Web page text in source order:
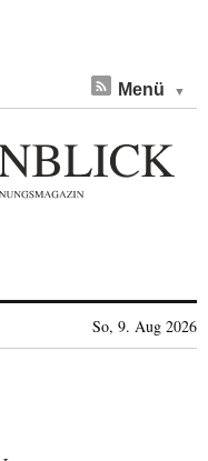
Menü
So, 9. Aug 2026